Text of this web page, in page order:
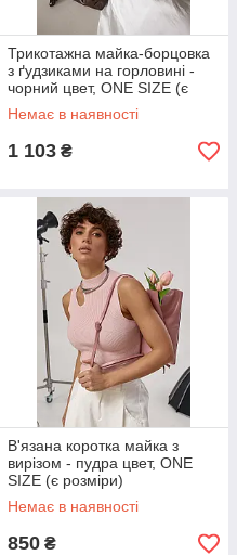
Трикотажна майка-борцовка
з ґудзиками на горловині -
чорний цвет, ONE SIZE (є
розміри)
Немає в наявності
1 103 ₴
В'язана коротка майка з
вирізом - пудра цвет, ONE
SIZE (є розміри)
Немає в наявності
850 ₴